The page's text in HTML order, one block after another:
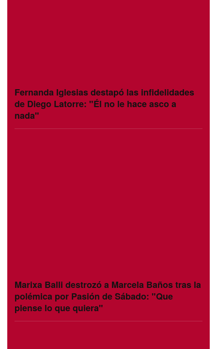
Fernanda Iglesias destapó las infidelidades
de Diego Latorre: "Él no le hace asco a
nada"
Marixa Balli destrozó a Marcela Baños tras la
polémica por Pasión de Sábado: "Que
piense lo que quiera"